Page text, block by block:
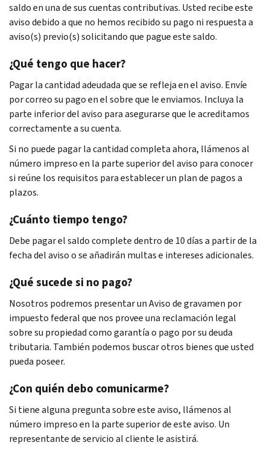
saldo en una de sus cuentas contributivas. Usted recibe este
aviso debido a que no hemos recibido su pago ni respuesta a
aviso(s) previo(s) solicitando que pague este saldo.
¿Qué tengo que hacer?
Pagar la cantidad adeudada que se refleja en el aviso. Envíe
por correo su pago en el sobre que le enviamos. Incluya la
parte inferior del aviso para asegurarse que le acreditamos
correctamente a su cuenta.
Si no puede pagar la cantidad completa ahora, llámenos al
número impreso en la parte superior del aviso para conocer
si reúne los requisitos para establecer un plan de pagos a
plazos.
¿Cuánto tiempo tengo?
Debe pagar el saldo complete dentro de 10 días a partir de la
fecha del aviso o se añadirán multas e intereses adicionales.
¿Qué sucede si no pago?
Nosotros podremos presentar un Aviso de gravamen por
impuesto federal que nos provee una reclamación legal
sobre su propiedad como garantía o pago por su deuda
tributaria. También podemos buscar otros bienes que usted
pueda poseer.
¿Con quién debo comunicarme?
Si tiene alguna pregunta sobre este aviso, llámenos al
número impreso en la parte superior de este aviso. Un
representante de servicio al cliente le asistirá.